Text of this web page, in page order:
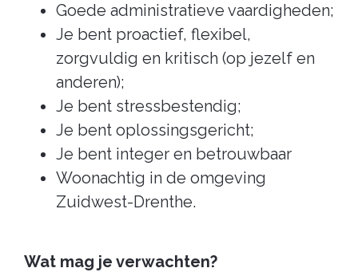
Goede administratieve vaardigheden;
Je bent proactief, flexibel,
zorgvuldig en kritisch (op jezelf en
anderen);
Je bent stressbestendig;
Je bent oplossingsgericht;
Je bent integer en betrouwbaar
Woonachtig in de omgeving
Zuidwest-Drenthe.
Wat mag je verwachten?